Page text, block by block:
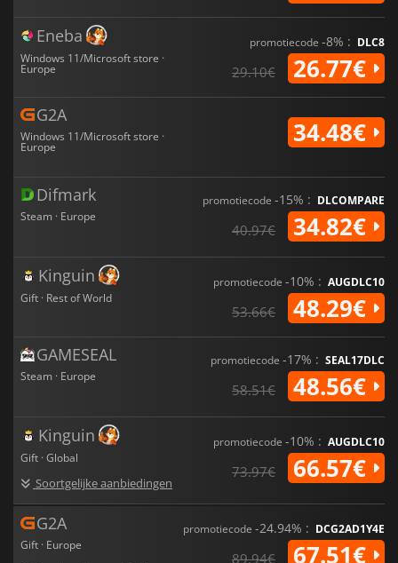
Eneba
Windows 11/Microsoft store ·
Europe
promotiecode -8% : DLC8
29.10€ 26.77€
G2A
Windows 11/Microsoft store ·
Europe 34.48€
Difmark
Steam · Europe
promotiecode -15% : DLCOMPARE
40.97€ 34.82€
Kinguin
Gift · Rest of World
promotiecode -10% : AUGDLC10
53.66€ 48.29€
GAMESEAL
Steam · Europe
promotiecode -17% : SEAL17DLC
58.51€ 48.56€
Kinguin
Gift · Global
Soortgelijke aanbiedingen
promotiecode -10% : AUGDLC10
73.97€ 66.57€
G2A
Gift · Europe
promotiecode -24.94% : DCG2AD1Y4E
89.94€ 67.51€